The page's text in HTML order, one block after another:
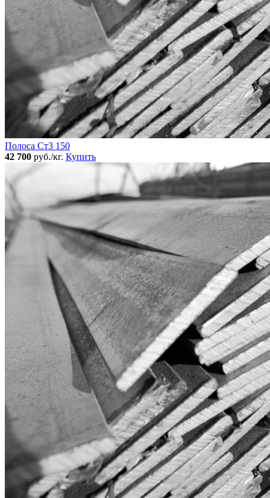
Полоса Ст3 150
42 700 руб./кг. Купить